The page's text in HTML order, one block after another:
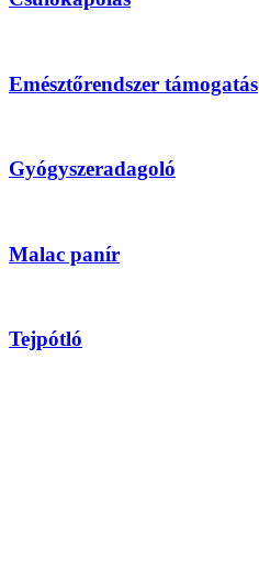
Emésztőrendszer támogatás
Gyógyszeradagoló
Malac panír
Tejpótló